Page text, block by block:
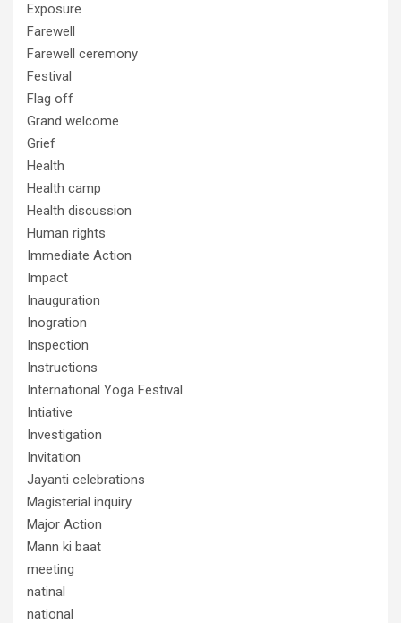
Exposure
Farewell
Farewell ceremony
Festival
Flag off
Grand welcome
Grief
Health
Health camp
Health discussion
Human rights
Immediate Action
Impact
Inauguration
Inogration
Inspection
Instructions
International Yoga Festival
Intiative
Investigation
Invitation
Jayanti celebrations
Magisterial inquiry
Major Action
Mann ki baat
meeting
natinal
national